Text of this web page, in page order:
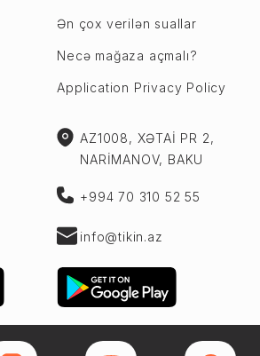
Ən çox verilən suallar
Necə mağaza açmalı?
Application Privacy Policy
AZ1008, XƏTAİ PR 2,
NARİMANOV, BAKU
+994 70 310 52 55
info@tikin.az